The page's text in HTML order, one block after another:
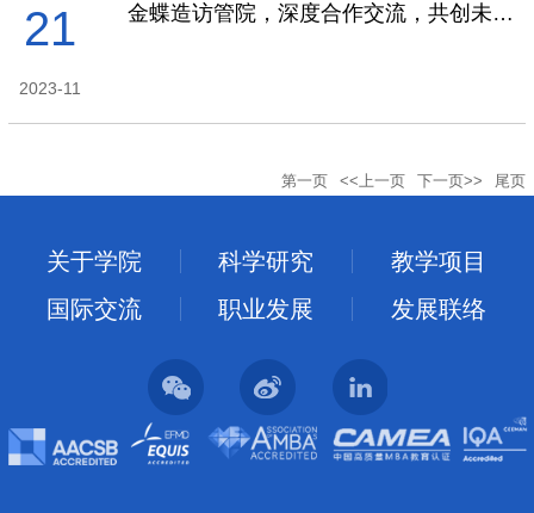
21
2023-11
金蝶造访管院，深度合作交流，共创未来之路
第一页 <<上一页 下一页>> 尾页
关于学院 科学研究
教学项目
国际交流
职业发展 发展联络